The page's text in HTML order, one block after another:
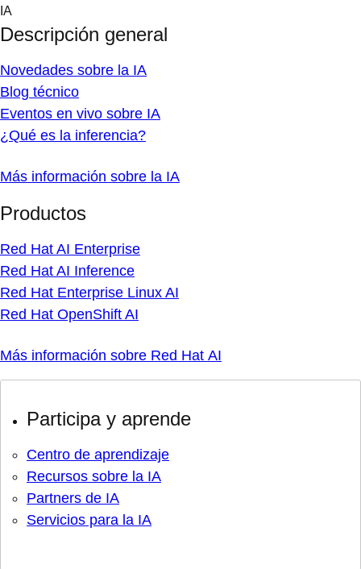
Skip
content
IA
Descripción general
Novedades sobre la IA
Blog técnico
Eventos en vivo sobre IA
¿Qué es la inferencia?
Más información sobre la IA
Productos
Red Hat AI Enterprise
Red Hat AI Inference
Red Hat Enterprise Linux AI
Red Hat OpenShift AI
Más información sobre Red Hat AI
Participa y aprende
Centro de aprendizaje
Recursos sobre la IA
Partners de IA
Servicios para la IA